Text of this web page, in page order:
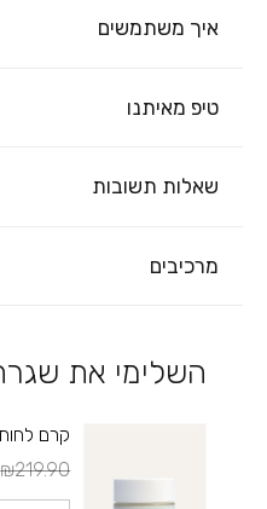
איך משתמשים
טיפ מאיתנו
שאלות תשובות
מרכיבים
השלימי את
קרם
₪219.90